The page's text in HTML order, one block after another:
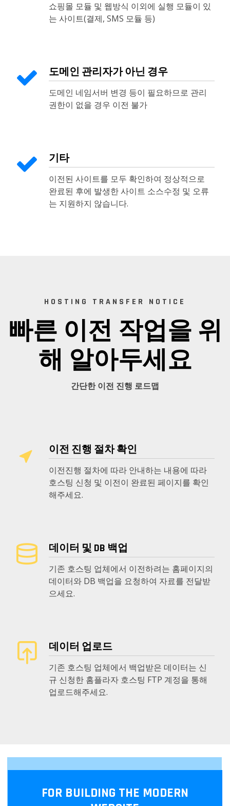
쇼핑몰 모듈 및 웹방식 이외에 실행 모듈이 있
는 사이트(결제, SMS 모듈 등)
도메인 관리자가 아닌 경우
도메인 네임서버 변경 등이 필요하므로 관리
권한이 없을 경우 이전 불가
기타
이전된 사이트를 모두 확인하여 정상적으로
완료된 후에 발생한 사이트 소스수정 및 오류
는 지원하지 않습니다.
HOSTING TRANSFER NOTICE
빠른 이전 작업을 위
해 알아두세요
간단한 이전 진행 로드맵
이전 진행 절차 확인
이전진행 절차에 따라 안내하는 내용에 따라
호스팅 신청 및 이전이 완료된 페이지를 확인
해주세요.
데이터 및 DB 백업
기존 호스팅 업체에서 이전하려는 홈페이지의
데이터와 DB 백업을 요청하여 자료를 전달받
으세요.
데이터 업로드
기존 호스팅 업체에서 백업받은 데이터는 신
규 신청한 홈플라자 호스팅 FTP 계정을 통해
업로드해주세요.
FOR BUILDING THE MODERN